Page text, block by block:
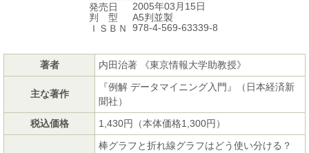
発売日
2005年03月15日
判 型
A5判並製
ＩＳＢＮ
978-4-569-63339-8
著者 内田治著 《東京情報大学助教授》
主な著作
『例解 データマイニング入門』（日本経済新
聞社）
税込価格
1,430円（本体価格1,300円）
棒グラフと折れ線グラフはどう使い分ける？